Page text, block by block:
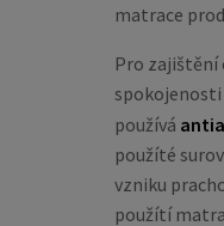
matrace
Pro zajištění
spokojenosti
používá
použíté
vzniku
použítí